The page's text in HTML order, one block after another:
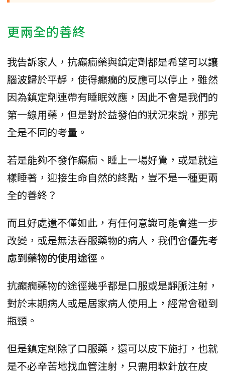
更兩全的善終
我告訴家人，抗癲癇藥與鎮定劑都是希望可以讓
腦波歸於平靜，使得癲癇的反應可以停止，雖然
因為鎮定劑連帶有睡眠效應，因此不會是我們的
第一線用藥，但是對於益發伯的狀況來說，那完
全是不同的考量。
若是能夠不發作癲癇、睡上一場好覺，或是就這
樣睡著，迎接生命自然的終點，豈不是一種更兩
全的善終？
而且好處還不僅如此，有任何意識可能會進一步
改變，或是無法吞服藥物的病人，我們會優先考
慮到藥物的使用途徑 。
抗癲癇藥物的途徑幾乎都是口服或是靜脈注射，
對於末期病人或是居家病人使用上，經常會碰到
瓶頸。
但是鎮定劑除了口服藥，還可以皮下施打，也就
是不必辛苦地找血管注射，只需用軟針放在皮